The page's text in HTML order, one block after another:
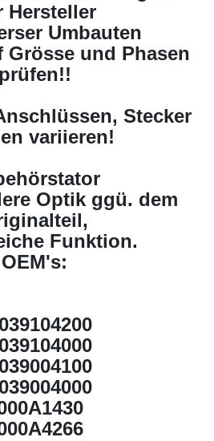
Hersteller
Umbauten
Grösse und Phasen
prüfen!!
Stecker
variieren!
Optik ggü. dem
Funktion.
OEM's: